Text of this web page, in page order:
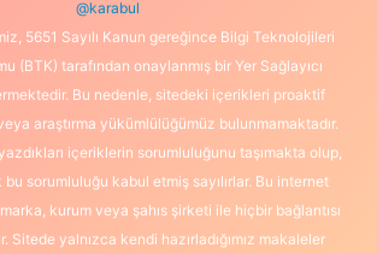
@karabul
5651 Sayılı Kanun gereğince Bilgi Teknolojileri
(BTK) tarafından onaylanmış bir Yer Sağlayıcı
Bu nedenle, sitedeki içerikleri proaktif
araştırma yükümlülüğümüz bulunmamaktadır.
içeriklerin sorumluluğunu taşımakta olup,
sorumluluğu kabul etmiş sayılırlar. Bu internet
kurum veya şahıs şirketi ile hiçbir bağlantısı
Sitede yalnızca kendi hazırladığımız makaleler